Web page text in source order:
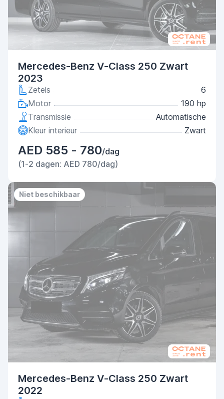
Mercedes-Benz V-Class 250 Zwart
2023
Zetels
6
Motor
190 hp
Transmissie
Automatische
Kleur interieur
Zwart
AED 585 - 780/dag
(1-2 dagen: AED 780/dag)
Priority
No deposit
Niet beschikbaar
Mercedes-Benz V-Class 250 Zwart
2022